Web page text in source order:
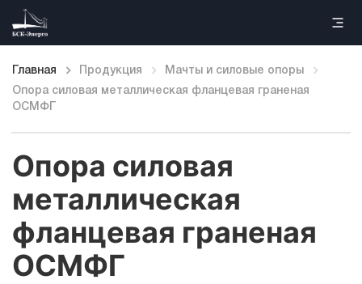
Главная
Наши работы
Информация
Главная Продукция
Мачты и силовые опоры
Опора силовая металлическая фланцевая граненая
ОСМФГ
Опора силовая
металлическая
фланцевая граненая
ОСМФГ